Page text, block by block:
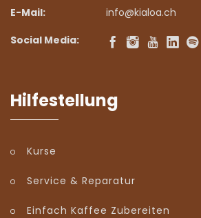
E-Mail:
info@kialoa.ch
Social Media:
Hilfestellung
Kurse
Service & Reparatur
Einfach Kaffee Zubereiten